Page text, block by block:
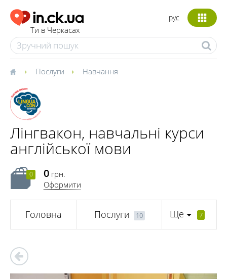
Ти в Черкасах
рус
Послуги Навчання
Лінгвакон, навчальні курси
англійської мови
0 0 грн.
Оформити
Головна Послуги 10 Ще 7